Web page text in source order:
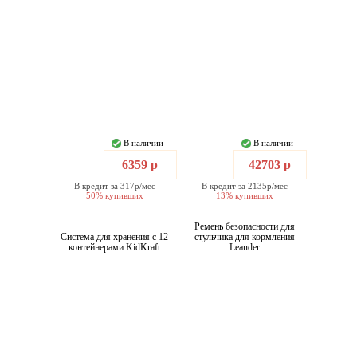
В наличии
6359 р
В кредит за 317р/мес
50% купивших
В наличии
42703 р
В кредит за 2135р/мес
13% купивших
Система для хранения с 12
контейнерами KidKraft
Ремень безопасности для
стульчика для кормления
Leander